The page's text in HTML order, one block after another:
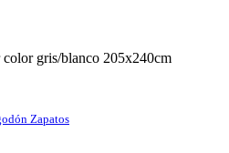
gris/blanco 205x240cm
Zapatos